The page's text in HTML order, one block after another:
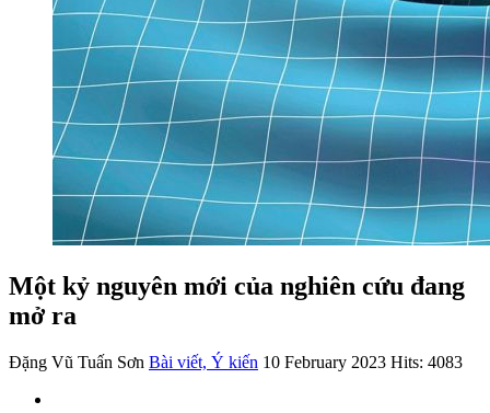
Một kỷ nguyên mới của nghiên cứu đang
mở ra
Đặng Vũ Tuấn Sơn Bài viết, Ý kiến 10 February 2023 Hits: 4083